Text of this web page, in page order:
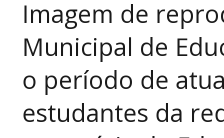
Imagem de
Municipal de
o período de
estudantes da